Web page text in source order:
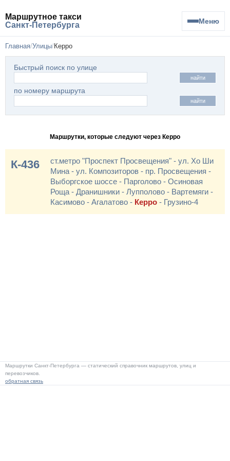
Маршрутное такси
Санкт-Петербурга
Меню
Главная Улицы Керро
Быстрый поиск по улице
найти
по номеру маршрута
найти
Маршрутки, которые следуют через Керро
К-436
ст.метро "Проспект Просвещения" - ул. Хо Ши
Мина - ул. Композиторов - пр. Просвещения -
Выборгское шоссе - Парголово - Осиновая
Роща - Дранишники - Лупполово - Вартемяги -
Касимово - Агалатово - Керро - Грузино-4
Маршрутки Санкт-Петербурга — статический справочник маршрутов, улиц и
перевозчиков.
обратная связь